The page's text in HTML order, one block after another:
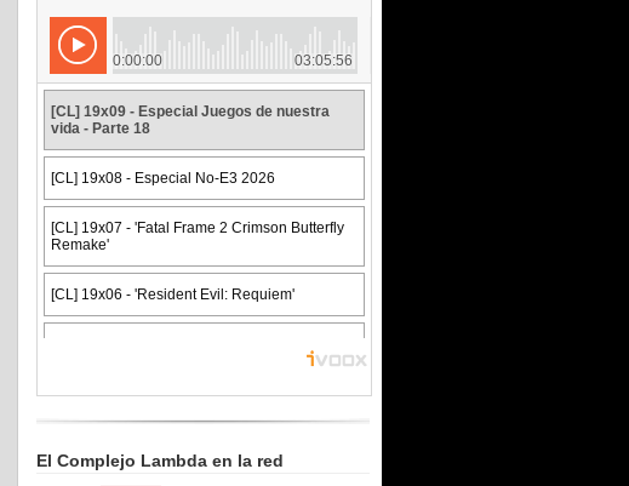
El Complejo Lambda en la red